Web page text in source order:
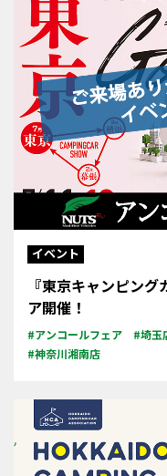
イベント
『東京キャンピン
ア開催！
#アンコールフェア #埼玉
#神奈川湘南店